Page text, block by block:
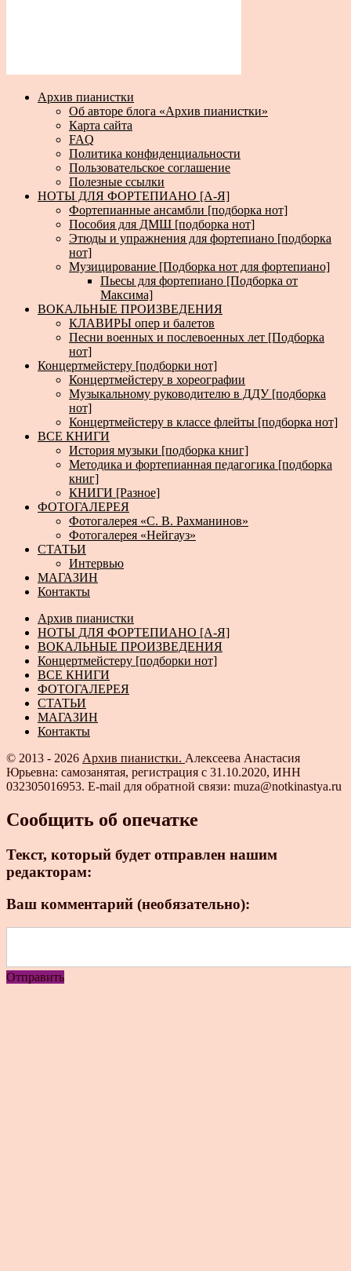
Архив пианистки
Об авторе блога «Архив пианистки»
Карта сайта
FAQ
Политика конфиденциальности
Пользовательское соглашение
Полезные ссылки
НОТЫ ДЛЯ ФОРТЕПИАНО [А-Я]
Фортепианные ансамбли [подборка нот]
Пособия для ДМШ [подборка нот]
Этюды и упражнения для фортепиано [подборка
нот]
Музицирование [Подборка нот для фортепиано]
Пьесы для фортепиано [Подборка от
Максима]
ВОКАЛЬНЫЕ ПРОИЗВЕДЕНИЯ
КЛАВИРЫ опер и балетов
Песни военных и послевоенных лет [Подборка
нот]
Концертмейстеру [подборки нот]
Концертмейстеру в хореографии
Музыкальному руководителю в ДДУ [подборка
нот]
Концертмейстеру в классе флейты [подборка нот]
ВСЕ КНИГИ
История музыки [подборка книг]
Методика и фортепианная педагогика [подборка
книг]
КНИГИ [Разное]
ФОТОГАЛЕРЕЯ
Фотогалерея «С. В. Рахманинов»
Фотогалерея «Нейгауз»
СТАТЬИ
Интервью
МАГАЗИН
Контакты
Архив пианистки
НОТЫ ДЛЯ ФОРТЕПИАНО [А-Я]
ВОКАЛЬНЫЕ ПРОИЗВЕДЕНИЯ
Концертмейстеру [подборки нот]
ВСЕ КНИГИ
ФОТОГАЛЕРЕЯ
СТАТЬИ
МАГАЗИН
Контакты
© 2013 - 2026 Архив пианистки. Алексеева Анастасия
Юрьевна: самозанятая, регистрация с 31.10.2020, ИНН
032305016953. E-mail для обратной связи: muza@notkinastya.ru
Сообщить об опечатке
Текст, который будет отправлен нашим
редакторам:
Ваш комментарий (необязательно):
Отправить